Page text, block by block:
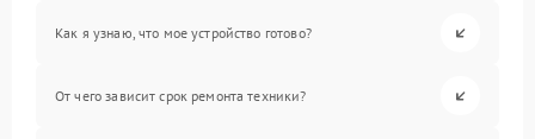
Как я узнаю, что мое устройство готово?
От чего зависит срок ремонта техники?